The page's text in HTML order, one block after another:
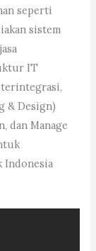
seperti
sistem
IT
& Design)
dan Manage
Indonesia